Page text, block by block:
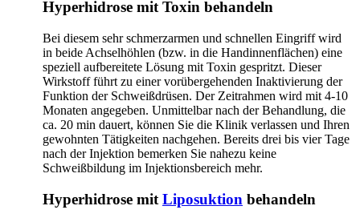
Hyperhidrose mit Toxin behandeln
Bei diesem sehr schmerzarmen und schnellen Eingriff wird
in beide Achselhöhlen (bzw. in die Handinnenflächen) eine
speziell aufbereitete Lösung mit Toxin gespritzt. Dieser
Wirkstoff führt zu einer vorübergehenden Inaktivierung der
Funktion der Schweißdrüsen. Der Zeitrahmen wird mit 4-10
Monaten angegeben. Unmittelbar nach der Behandlung, die
ca. 20 min dauert, können Sie die Klinik verlassen und Ihren
gewohnten Tätigkeiten nachgehen. Bereits drei bis vier Tage
nach der Injektion bemerken Sie nahezu keine
Schweißbildung im Injektionsbereich mehr.
Hyperhidrose mit Liposuktion behandeln